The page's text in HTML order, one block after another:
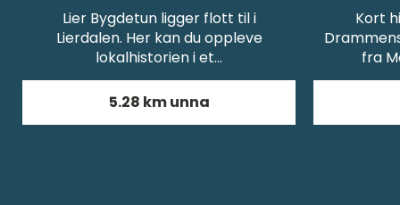
Lier Bygdetun ligger flott til i
Lierdalen. Her kan du oppleve
lokalhistorien i et…
5.28 km unna
Kort
fra